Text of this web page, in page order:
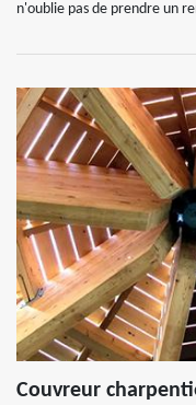
n'oublie pas de prendre un
Couvreur